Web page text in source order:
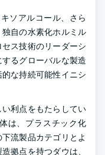
ソアルコール、さら
自の水素化ホルミル
ス技術のリーダーシ
るグローバルな製造
な持続可能性イニシ
利点をもたらしてい
は、プラスチック化
流製品カテゴリとよ
拠点を持つダウは、